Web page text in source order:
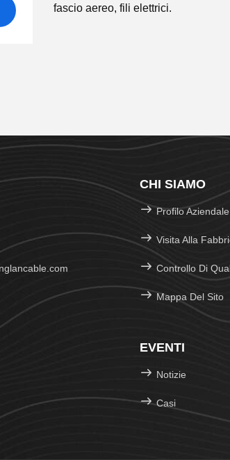
fascio aereo, fili elettrici.
CHI SIAMO
Profilo Aziendale
Visita Alla
Controllo Di
Mappa Del Sito
EVENTI
Notizie
Casi